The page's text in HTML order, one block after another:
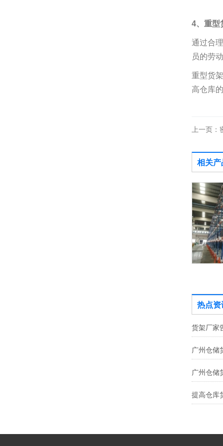
4、重型
通过合
员的劳
重型货
高仓库
上一页：
相关产
热点资